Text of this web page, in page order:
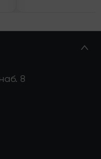
8